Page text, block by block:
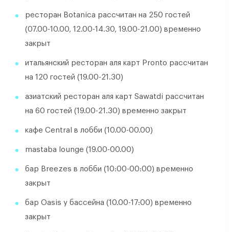
ресторан Botanica рассчитан на 250 гостей
(07.00-10.00, 12.00-14.30, 19.00-21.00) временно
закрыт
итальянский ресторан аля карт Pronto рассчитан
на 120 гостей (19.00-21.30)
азиатский ресторан аля карт Sawatdi рассчитан
на 60 гостей (19.00-21.30) временно закрыт
кафе Central в лобби (10.00-00.00)
mastaba lounge (19.00-00.00)
бар Breezes в лобби (10:00-00:00) временно
закрыт
бар Oasis у бассейна (10.00-17:00) временно
закрыт